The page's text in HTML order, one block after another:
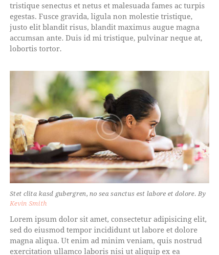
tristique senectus et netus et malesuada fames ac turpis
egestas. Fusce gravida, ligula non molestie tristique,
justo elit blandit risus, blandit maximus augue magna
accumsan ante. Duis id mi tristique, pulvinar neque at,
lobortis tortor.
Stet clita kasd gubergren, no sea sanctus est labore et dolore. By
Kevin Smith
Lorem ipsum dolor sit amet, consectetur adipisicing elit,
sed do eiusmod tempor incididunt ut labore et dolore
magna aliqua. Ut enim ad minim veniam, quis nostrud
exercitation ullamco laboris nisi ut aliquip ex ea